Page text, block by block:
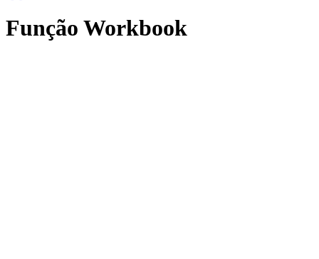
Função Workbook